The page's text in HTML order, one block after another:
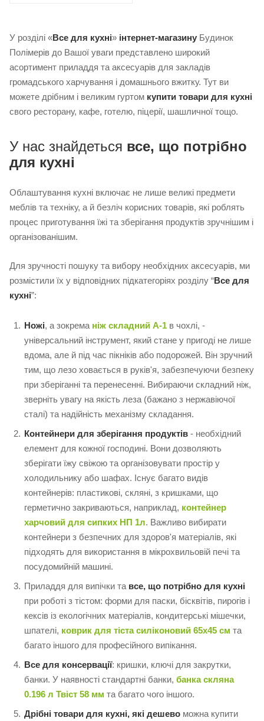
У розділі «Все для кухні» інтернет-магазину Будинок
Полімерів до Вашої уваги представлено широкий
асортимент приладдя та аксесуарів для закладів
громадського харчування і домашнього вжитку. Тут ви
можете дрібним і великим гуртом купити товари для кухні
свого ресторану, кафе, готелю, піцерії, шашличної тощо.
У нас знайдеться все, що потрібно
для кухні
Облаштування кухні включає не лише великі предмети
меблів та техніку, а й безліч корисних товарів, які роблять
процес приготування їжі та зберігання продуктів зручнішим і
організованішим.
Для зручності пошуку та вибору необхідних аксесуарів, ми
розмістили їх у відповідних підкатегоріях розділу “Все для
кухні”:
Ножі, а зокрема ніж складний A-1 в чохлі, -
універсальний інструмент, який стане у пригоді не лише
вдома, але й під час пікніків або подорожей. Він зручний
тим, що лезо ховається в руків'я, забезпечуючи безпеку
при зберіганні та перенесенні. Вибираючи складний ніж,
зверніть увагу на якість леза (бажано з нержавіючої
сталі) та надійність механізму складання.
Контейнери для зберігання продуктів - необхідний
елемент для кожної господині. Вони дозволяють
зберігати їжу свіжою та організовувати простір у
холодильнику або шафах. Існує багато видів
контейнерів: пластикові, скляні, з кришками, що
герметично закриваються, наприклад, контейнер
харчовий для сипких НП 1л. Важливо вибирати
контейнери з безпечних для здоров'я матеріалів, які
підходять для використання в мікрохвильовій печі та
посудомийній машині.
Приладдя для випічки та все, що потрібно для кухні
при роботі з тістом: форми для паски, бісквітів, пирогів і
кексів із екологічних матеріалів, кондитерські мішечки,
шпателі, коврик для тіста силіконовий 65х45 см та
багато іншого для професійного випікання.
Все для консервації: кришки, ключі для закрутки,
банки. У наявності стандартні банки, банка скляна
0.196 л Твіст 58 мм та багато чого іншого.
Дрібні товари для кухні, які дешево можна купити